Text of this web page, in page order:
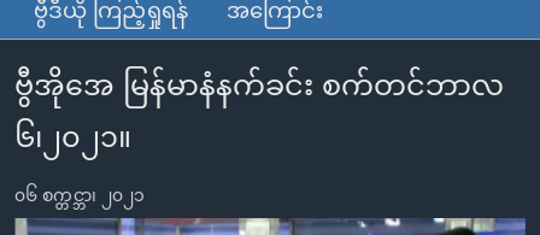
သည့်
Link
များ
ပင်မ
သို့
ကမ္ဘာ့သတင်းများ
နိုင်ငံတကာ
အစ္စရေး-ပါလက်စတိုင်း
ဗွီဒီယို
သတင်းလွတ်လပ်ခွင့်
ရပ်ဝန်းတခု လမ်းတခု အလွန်
အင်္ဂလိပ်စာလေ့လာမယ်
ဗွီဒီယို ကြည့်ရှုရန် အကြောင်း
ဗွီအိုအေ မြန်မာနံနက်ခင်း စက်တင်ဘာလ
၆၊၂၀၂၁။
၀၆ စက္တင္ဘာ၊ ၂၀၂၁